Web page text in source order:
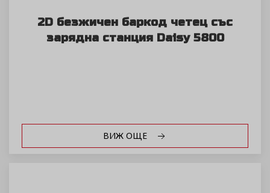
2D безжичен баркод четец със
зарядна станция Daisy 5800
ВИЖ ОЩЕ